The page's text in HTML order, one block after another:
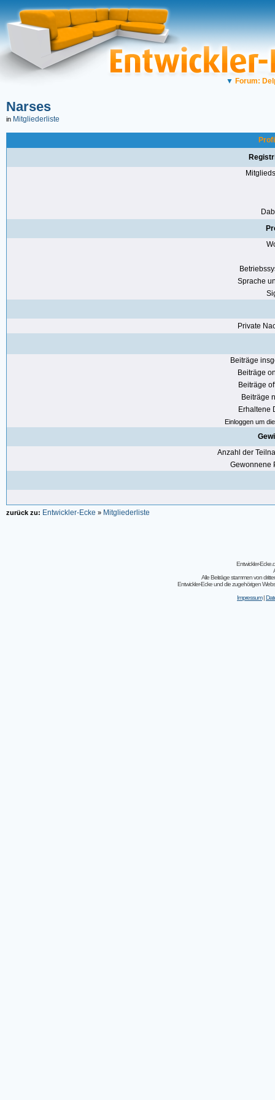
▼ Forum:
Narses
in Mitgliederliste
Sprache
Private
Beiträge
Beiträge
Beiträge
Beiträge
Erhaltene
Einloggen um
Anzahl der
Gewonnene
zurück zu: Entwickler-Ecke » Mitgliederliste
Entwickler-
Alle Beiträge stammen von
Entwickler-Ecke und die zugehörigen
Impressum|